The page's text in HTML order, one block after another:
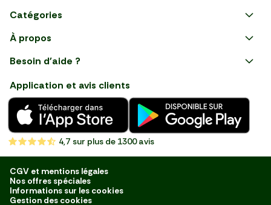
Catégories
Faire ses courses en ligne
Nouveautés
Fruits
Légumes
Boucherie
Charcuterie
Poissonnerie
À propos
et savoir-faire français en
choisissant notre service de
livraison de produits frais et
de qualité, livrés directement
chez vous. Une expérience
de courses en ligne pensée
pour vous.
Besoin d'aide ?
Application et avis clients
4,7 sur plus de 1300 avis
CGV et mentions légales
Nos offres spéciales
Informations sur les cookies
Gestion des cookies